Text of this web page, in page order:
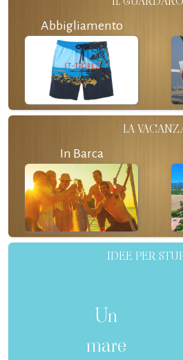
Abbigliamento
LA
In Barca
IDEE PER
Un
mare